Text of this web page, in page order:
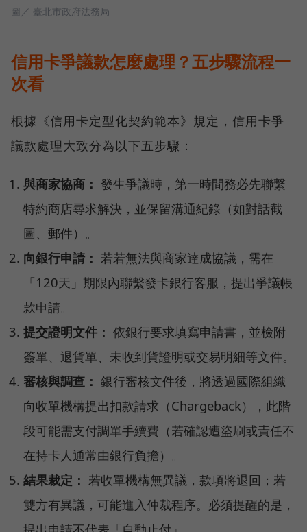
圖／ 臺北市政府法務局
信用卡爭議款怎麼處理？五步驟流程一
次看
根據《信用卡定型化契約範本》規定，信用卡爭
議款處理大致分為以下五步驟：
與商家協商： 發生爭議時，第一時間務必先聯繫
特約商店尋求解決，並保留溝通紀錄（如對話截
圖、郵件）。
向銀行申請： 若若無法與商家達成協議，需在
「120天」期限內聯繫發卡銀行客服，提出爭議帳
款申請。
提交證明文件： 依銀行要求填寫申請書，並檢附
簽單、退貨單、未收到貨證明或交易明細等文件。
審核與調查： 銀行審核文件後，將透過國際組織
向收單機構提出扣款請求（Chargeback），此階
段可能需支付調單手續費（若確認遭盜刷或責任不
在持卡人通常由銀行負擔）。
結果裁定： 若收單機構無異議，款項將退回；若
雙方有異議，可能進入仲裁程序。必須提醒的是，